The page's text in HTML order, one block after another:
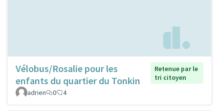
Vélobus/Rosalie pour les
enfants du quartier du Tonkin
Retenue par le
tri citoyen
adrien
0 4